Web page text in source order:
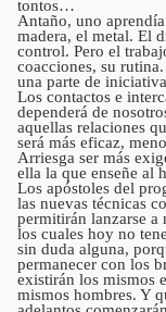
tontos…
Antaño, uno
madera, el metal. El
control. Pero el
coacciones, su
una parte de
Los contactos e
dependerá de
aquellas relaciones
será más eficaz,
Arriesga ser más
ella la que enseñe al
Los apóstoles del
las nuevas técnicas
permitirán lanzarse a
los cuales hoy no
sin duda alguna,
permanecer con los
existirán los mismos
mismos hombres. Y